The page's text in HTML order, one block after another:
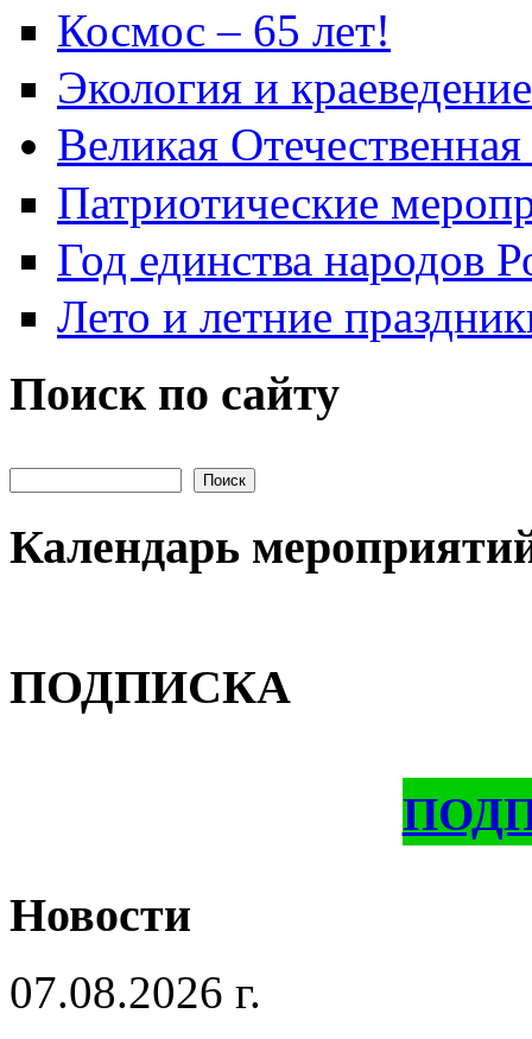
Космос – 65 лет!
Экология и краеведение
Великая
Патриотические
Год единства народов
Лето и летние
Поиск по сайту
Календарь
ПОДПИСКА
Новости
07.08.2026 г.